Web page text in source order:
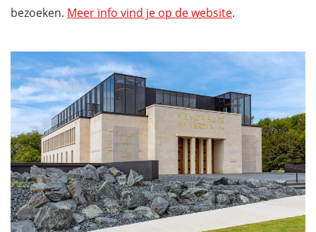
bezoeken. Meer info vind je op de website.